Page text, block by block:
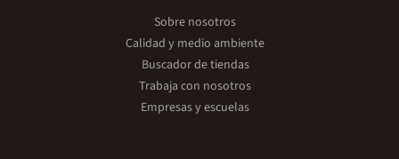
Sobre nosotros
Calidad y medio ambiente
Buscador de tiendas
Trabaja con nosotros
Empresas y escuelas